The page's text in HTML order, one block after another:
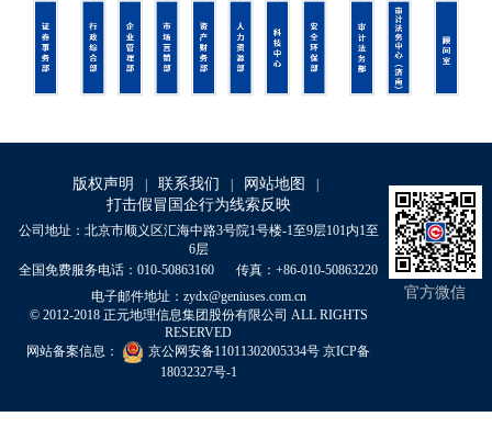
版权声明 联系我们 网站地图
打击假冒国企行为线索反映
公司地址：北京市顺义区汇海中路3号院1号楼-1至9层101内1至
6层
全国免费服务电话：010-50863160
传真：+86-010-50863220
电子邮件地址：zydx@geniuses.com.cn
© 2012-2018 正元地理信息集团股份有限公司 ALL RIGHTS
RESERVED
网站备案信息：
京公网安备11011302005334号 京ICP备
18032327号-1
官方微信